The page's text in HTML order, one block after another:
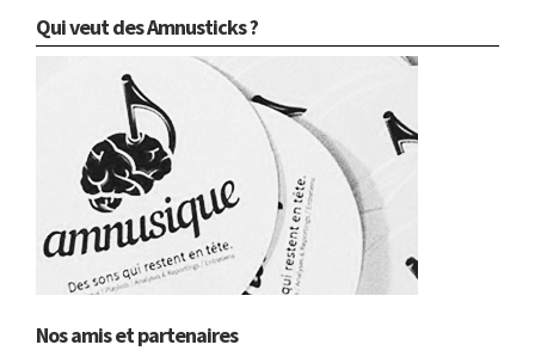
Qui veut des Amnusticks ?
Nos amis et partenaires